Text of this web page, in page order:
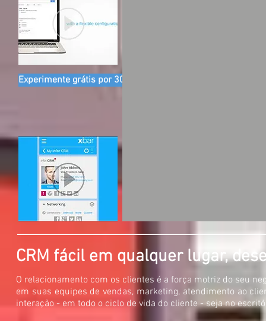
Experimente grátis por 30 dias
CRM fácil em qualquer lugar,
O relacionamento com os clientes é a força motriz do seu
em suas equipes de vendas, marketing, atendimento ao
interação - em todo o ciclo de vida do cliente - seja no